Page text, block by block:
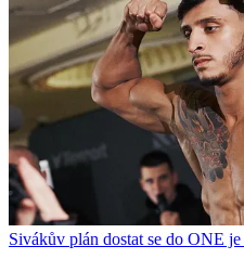
Sivákův plán dostat se do ONE